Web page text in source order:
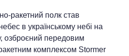
ракетний полк став
в українському небі на
озброєний передовим
комплексом Stormer